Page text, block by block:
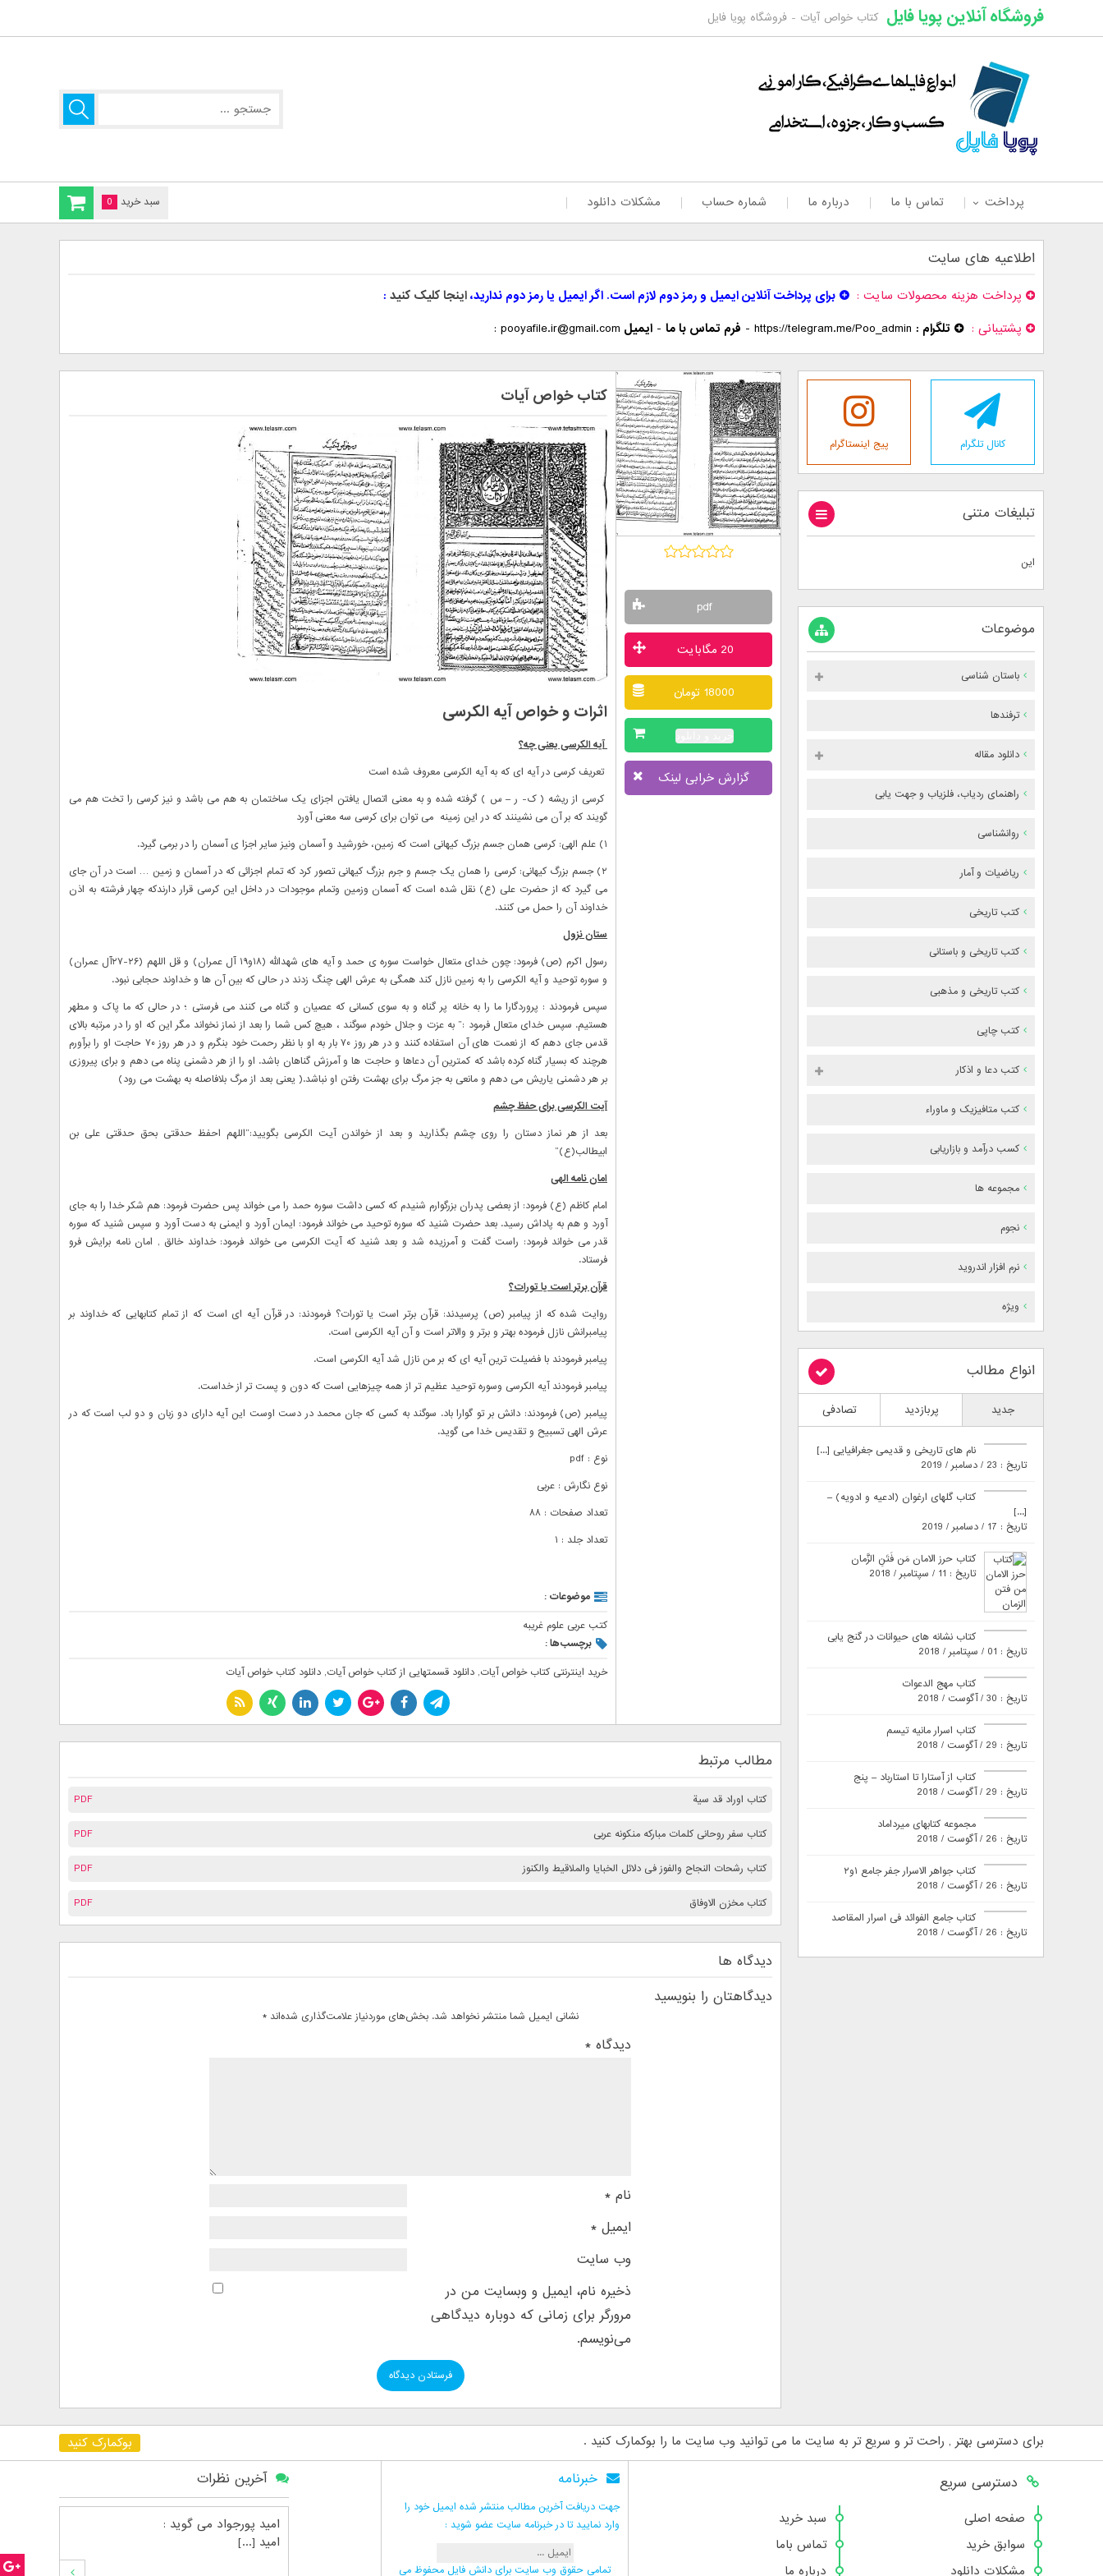
فروشگاه آنلاین پویا فایل کتاب خواص آیات - فروشگاه پویا فایل
سبد خرید 0 پرداخت تماس با ما درباره ما شماره حساب مشکلات دانلود
اطلاعیه های سایت
پرداخت هزینه محصولات سایت برای پرداخت آنلاین ایمیل و رمز دوم لازم است. اگر ایمیل یا رمز دوم ندارید،اینجا کلیک کنید
پشتیبانی
تلگرام : https://telegram.me/Poo_admin
- فرم تماس با ما - ایمیل pooyafile.ir@gmail.com
pdf
20 مگابایت
18000 تومان
خرید و دانلود
گزارش خرابی لینک
کتاب خواص آیات
اثرات و خواص آیه الکرسی
آیه الکرسی یعنی چه؟
تعریف کرسی در آیه ای که به آیه الکرسی معروف شده است
کرسی از ریشه ( ک- ر – س ) گرفته شده و به معنی اتصال یافتن اجزای یک ساختمان به هم می باشد و نیز کرسی را تخت هم می
گویند که بر آن می نشینند که در این زمینه می توان برای کرسی سه معنی آورد
۱) علم الهی: کرسی همان جسم بزرگ کیهانی است که زمین، خورشید و آسمان ونیز سایر اجزا ی آسمان را در برمی گیرد.
۲) جسم بزرگ کیهانی: کرسی را همان یک جسم و جرم بزرگ کیهانی تصور کرد که تمام اجزائی که در آسمان و زمین … است در آن جای
می گیرد که از حضرت علی (ع) نقل شده است که آسمان وزمین وتمام موجودات در داخل این کرسی قرار دارندکه چهار فرشته به اذن
خداوند آن را حمل می کنند.
ستان نزول
رسول اکرم (ص) فرمود: چون خدای متعال خواست سوره ی حمد و آیه های شهدالله (۱۸و۱۹ آل عمران) و قل اللهم (۲۶-۲۷آل عمران)
و سوره توحید و آیه الکرسی را به زمین نازل کند همگی به عرش الهی چنگ زدند در حالی که بین آن ها و خداوند حجابی نبود.
سپس فرمودند : پروردگارا ما را به خانه پر گناه و به سوی کسانی که عصیان و گناه می کنند می فرستی ؛ در حالی که ما پاک و مطهر
هستیم. سپس خدای متعال فرمود :” به عزت و جلال خودم سوگند ، هیچ کس شما را بعد از نماز نخواند مگر این که او را در مرتبه بالای
قدس جای دهم که از نعمت های آن استفاده کنند و در هر روز ۷۰ بار به او با نظر رحمت خود بنگرم و در هر روز ۷۰ حاجت او را برآورم
هرچند که بسیار گناه کرده باشد که کمترین آن دعاها و حاجت ها و آمرزش گناهان باشد. او را از هر دشمنی پناه می دهم و برای پیروزی
بر هر دشمنی یاریش می دهم و مانعی به جز مرگ برای بهشت رفتن او نباشد.( یعنی بعد از مرگ بلافاصله به بهشت می رود)
آیت الکرسی برای حفظ چشم
بعد از هر نماز دستان را روی چشم بگذارید و بعد از خواندن آیت الکرسی بگویید:”اللهم احفظ حدقتی بحق حدقتی علی بن
ابیطالب(ع)”
امان نامه الهی
امام کاظم (ع) فرمود: از بعضی پدران بزرگوارم شنیدم که کسی داشت سوره حمد را می خواند پس حضرت فرمود: هم شکر خدا را به جای
آورد و هم به پاداش رسید. بعد حضرت شنید که سوره توحید می خواند فرمود: ایمان آورد و ایمنی به دست آورد و سپس شنید که سوره
قدر می خواند فرمود: راست گفت و آمرزیده شد و بعد شنید که آیت الکرسی می خواند فرمود: خداوند خالق , امان نامه برایش فرو
فرستاد.
قرآن برتر است یا تورات؟
روایت شده که از پیامبر (ص) پرسیدند: قرآن برتر است یا تورات؟ فرمودند: در قرآن آیه ای است که از تمام کتابهایی که خداوند بر
پیامبرانش نازل فرموده بهتر و برتر و والاتر است و آن آیه الکرسی است.
پیامبر فرمودند با فضیلت ترین آیه ای که بر من نازل شد آیه الکرسی است.
پیامبر فرمودند آیه الکرسی وسوره توحید عظیم تر از همه چیزهایی است که دون و پست تر از خداست.
پیامبر (ص) فرمودند: دانش بر تو گوارا باد. سوگند به کسی که جان محمد در دست اوست این آیه دارای دو زبان و دو لب است که در
عرش الهی تسبیح و تقدیس خدا می گوید.
نوع : pdf
نوع نگارش : عربی
تعداد صفحات : ۸۸
تعداد جلد : ۱
موضوعات :
کتب عربی علوم غریبه
برچسب‌ها :
خرید اینترنتی کتاب خواص آیات, دانلود قسمتهایی از کتاب خواص آیات, دانلود کتاب خواص آیات
مطالب مرتبط
PDF کتاب اوراد قد سیة
PDF کتاب سفر روحانی کلمات مبارکه منکونه عربی
PDF کتاب رشحات النجاح والفوز فى دلائل الخبایا والملاقیط والکنوز
PDF کتاب مخزن الاوفاق
دیدگاه ها
دیدگاهتان را بنویسید
نشانی ایمیل شما منتشر نخواهد شد. بخش‌های موردنیاز علامت‌گذاری شده‌اند*
دیدگاه *
نام *
ایمیل *
وب‌ سایت
ذخیره نام، ایمیل و وبسایت من در
مرورگر برای زمانی که دوباره دیدگاهی
می‌نویسم.
کانال تلگرام پیج اینستاگرام
تبلیغات متنی
این
موضوعات
باستان شناسی
ترفندها
دانلود مقاله
راهنمای ردیاب، فلزیاب و جهت یابی
روانشناسی
ریاضیات و آمار
کتب تاریخی
کتب تاریخی و باستانی
کتب تاریخی و مذهبی
کتب چاپی
کتب دعا و اذکار
کتب متافیزیک و ماوراء
کسب درآمد و بازاریابی
مجموعه ها
نجوم
نرم افزار اندروید
ویژه
انواع مطالب
جدید پربازدید تصادفی
نام های تاریخی و قدیمی جغرافیایی [...]
تاریخ : 23 / دسامبر / 2019
کتاب گلهای ارغوان (ادعیه و ادویه) –
[...]
تاریخ : 17 / دسامبر / 2019
کتاب حرز الامان مَن فَتَنِ الزَّمان
تاریخ : 11 / سپتامبر / 2018
کتاب نشانه های حیوانات در گنج یابی
تاریخ : 01 / سپتامبر / 2018
کتاب مهج الدعوات
تاریخ : 30 / آگوست / 2018
کتاب اسرار مانیه تیسم
تاریخ : 29 / آگوست / 2018
کتاب از آستارا تا استارباد – پنج
تاریخ : 29 / آگوست / 2018
مجموعه کتابهای میرداماد
تاریخ : 26 / آگوست / 2018
کتاب جواهر الاسرار جفر جامع ۱و۲
تاریخ : 26 / آگوست / 2018
کتاب جامع الفوائد فی اسرار المقاصد
تاریخ : 26 / آگوست / 2018
بوکمارک کنید برای دسترسی بهتر , راحت تر و سریع تر به سایت ما می توانید وب سایت ما را بوکمارک کنید .
آخرین نظرات
امید پورجواد می گوید :
امید [...]
دسترسی سریع
صفحه اصلی
سبد خرید
سوابق خرید
تماس باما
مشکلات دانلود
درباره ما
خبرنامه
جهت دریافت آخرین مطالب منتشر شده ایمیل خود را
وارد نمایید تا در خبرنامه سایت عضو شوید :
تمامی حقوق وب سایت برای دانش فایل محفوظ می